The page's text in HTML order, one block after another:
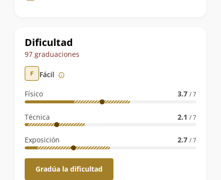
de
ruta
Dificultad
97 graduaciones
Fácil
Físico 3.7 / 7
Técnica 2.1 / 7
Exposición 2.7 / 7
Gradúa la dificultad